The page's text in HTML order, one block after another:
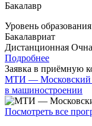
Бакалавр
Уровень образования
Бакалавриат
Дистанционная
Подробнее
Заявка в приёмную
МТИ — Московский
в машиностроении
Посмотреть все